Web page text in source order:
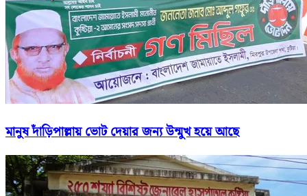
মানুষ দাঁড়িপাল্লায় ভোট দেয়ার জন্য উন্মুখ হয়ে আছে